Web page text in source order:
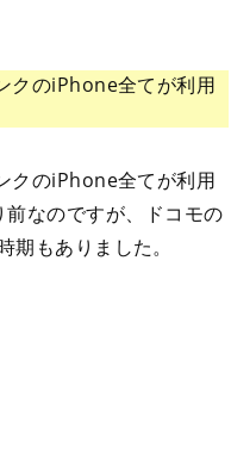
クのiPhone全てが利用
クのiPhone全てが利用
なのですが、ドコモの
もありました。